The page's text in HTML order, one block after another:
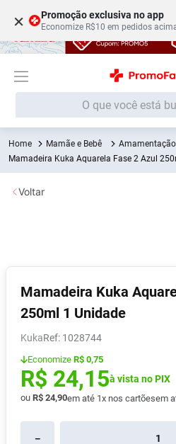
× Promoção exclusiva no app
Economize R$10 em pedidos
O que você está buscando?
Mamãe e Bebê
Mamadeira Kuka Aquarela Fase 2 Azul
Mamadeira Kuka
250ml 1 Unidade
Kuka : 1028744
Economize R$ 0,75
R$ 24,15à vista no PIX
ou R$ 24,90em até 1x nos cartõesem
－
Voltar
Termos mais buscados
1º Fralda
2
5º Fralda G
6º Shampoo
7º Desodorante
8º Absorvente
9º Vitamina D
10 º Lavitan